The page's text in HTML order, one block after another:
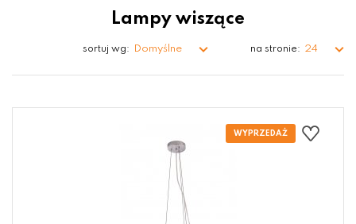
Lampy wiszące
sortuj wg: Domyślne na stronie: 24